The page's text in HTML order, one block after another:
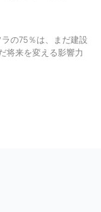
の75％は、まだ建設
将来を変える影響力